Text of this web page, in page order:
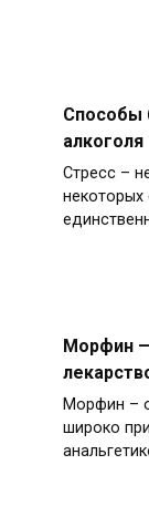
Способы
алкоголя
Стресс –
некоторых
Морфин
Морфин –
широко